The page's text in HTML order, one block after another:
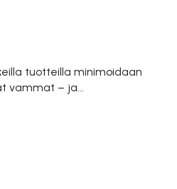
tuotteilla minimoidaan
vammat – ja...